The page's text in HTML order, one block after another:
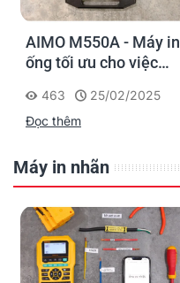
AIMO M550A - Máy in
ống tối ưu cho việc
nhận diện cáp điện,
cáp mạng
463
25/02/2025
Đọc thêm
Máy in nhãn